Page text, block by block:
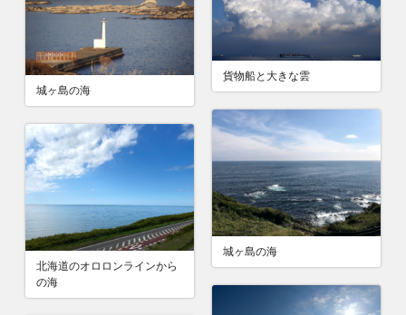
貨物船と大きな雲
城ヶ島の海
城ヶ島の海
北海道のオロロンラインから
の海